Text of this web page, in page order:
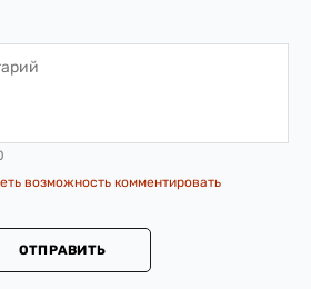
возможность комментировать
ОТПРАВИТЬ